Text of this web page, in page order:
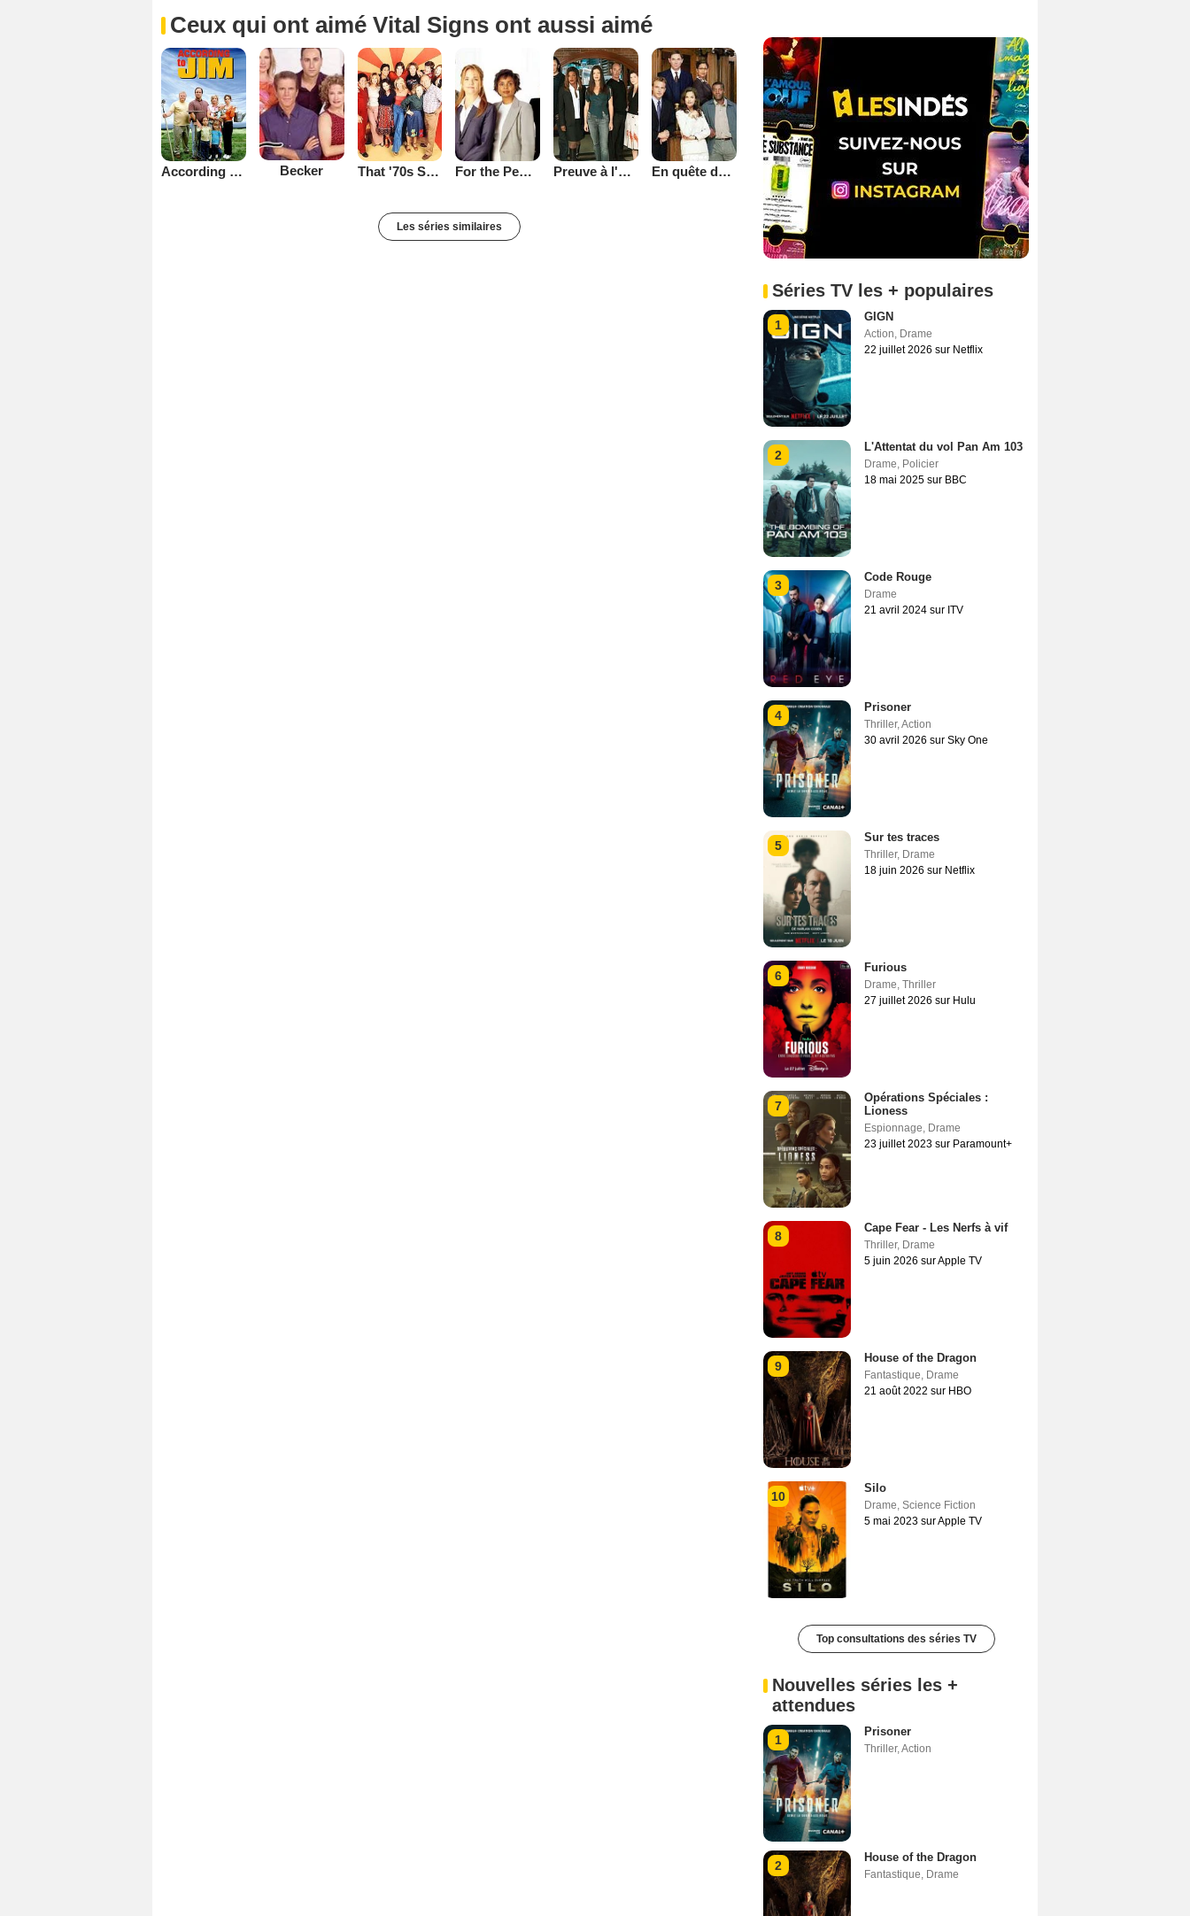
Ceux qui ont aimé Vital Signs ont aussi aimé
According to Jim Becker That '70s Show For the People (2002) Preuve à l'appui En quête de justice
Les séries similaires
Séries TV les + populaires
1
GIGN
Action, Drame
22 juillet 2026 sur Netflix
2
L'Attentat du vol Pan Am 103
Drame, Policier
18 mai 2025 sur BBC
3
Code Rouge
Drame
21 avril 2024 sur ITV
4
Prisoner
Thriller,Action
30 avril 2026 sur Sky One
5
Sur tes traces
Thriller, Drame
18 juin 2026 sur Netflix
6
Furious
Drame, Thriller
27 juillet 2026 sur Hulu
7
Opérations Spéciales :
Lioness
Espionnage, Drame
23 juillet 2023 sur Paramount+
8
Cape Fear - Les Nerfs à vif
Thriller, Drame
5 juin 2026 sur Apple TV
9
House of the Dragon
Fantastique, Drame
21 août 2022 sur HBO
10
Silo
Drame, Science Fiction
5 mai 2023 sur Apple TV
Top consultations des séries TV
Nouvelles séries les +
attendues
1
Prisoner
Thriller,Action
2
House of the Dragon
Fantastique, Drame